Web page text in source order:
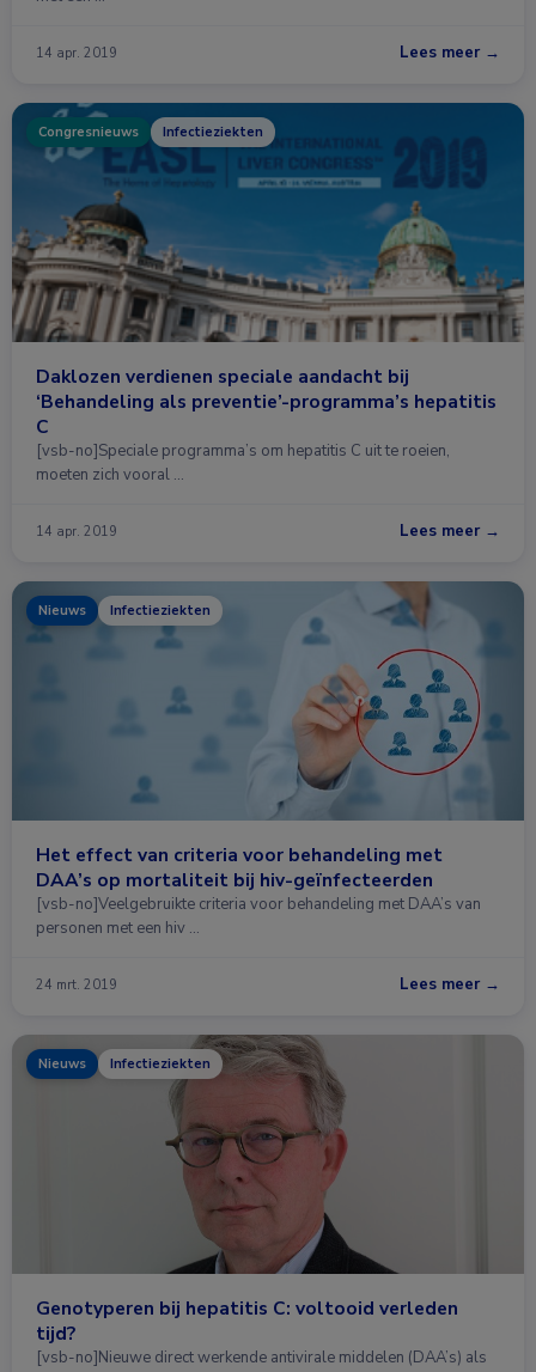
14 apr. 2019 Lees meer →
Congresnieuws Infectieziekten
Daklozen verdienen speciale aandacht bij
‘Behandeling als preventie’-programma’s hepatitis
C
[vsb-no]Speciale programma’s om hepatitis C uit te roeien,
moeten zich vooral …
14 apr. 2019 Lees meer →
Nieuws Infectieziekten
Het effect van criteria voor behandeling met
DAA’s op mortaliteit bij hiv-geïnfecteerden
[vsb-no]Veelgebruikte criteria voor behandeling met DAA’s van
personen met een hiv …
24 mrt. 2019 Lees meer →
Nieuws Infectieziekten
Genotyperen bij hepatitis C: voltooid verleden
tijd?
[vsb-no]Nieuwe direct werkende antivirale middelen (DAA’s) als